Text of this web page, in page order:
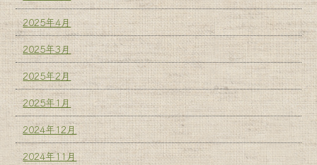
2025年4月
2025年3月
2025年2月
2025年1月
2024年12月
2024年11月